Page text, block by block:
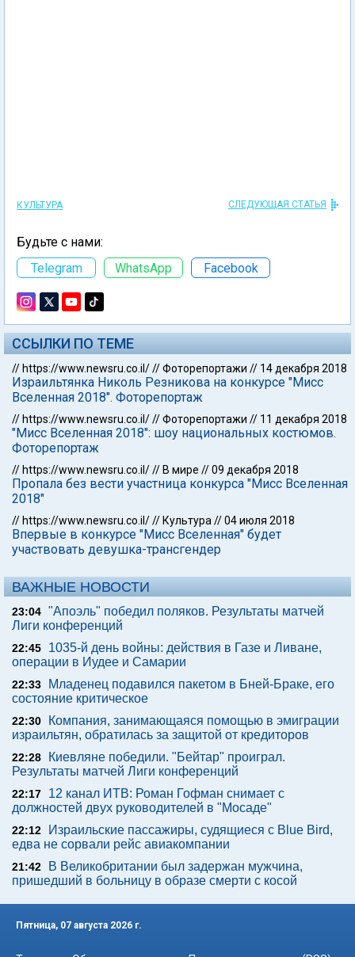
КУЛЬТУРА СЛЕДУЮЩАЯ СТАТЬЯ
Будьте с нами:
Telegram
WhatsApp Facebook
ССЫЛКИ ПО ТЕМЕ
// https://www.newsru.co.il///Фоторепортажи // 14 декабря 2018
Израильтянка Николь Резникова на конкурсе "Мисс
Вселенная 2018". Фоторепортаж
// https://www.newsru.co.il///Фоторепортажи // 11 декабря 2018
"Мисс Вселенная 2018": шоу национальных костюмов.
Фоторепортаж
// https://www.newsru.co.il/// В мире //09 декабря 2018
Пропала без вести участница конкурса "Мисс Вселенная
2018"
// https://www.newsru.co.il/// Культура //04 июля 2018
Впервые в конкурсе "Мисс Вселенная" будет
участвовать девушка-трансгендер
ВАЖНЫЕ НОВОСТИ
23:04 "Апоэль" победил поляков. Результаты матчей
Лиги конференций
22:45
1035-й день войны: действия в Газе и Ливане,
операции в Иудее и Самарии
22:33
Младенец подавился пакетом в Бней-Браке, его
состояние критическое
22:30
Компания, занимающаяся помощью в эмиграции
израильтян, обратилась за защитой от кредиторов
22:28
Киевляне победили. "Бейтар" проиграл.
Результаты матчей Лиги конференций
22:17
12 канал ИТВ: Роман Гофман снимает с
должностей двух руководителей в "Мосаде"
22:12
Израильские пассажиры, судящиеся с Blue Bird,
едва не сорвали рейс авиакомпании
21:42
В Великобритании был задержан мужчина,
пришедший в больницу в образе смерти с косой
Пятница, 07 августа 2026 г.